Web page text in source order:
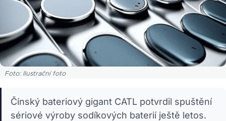
Foto: Ilustrační foto
Čínský bateriový gigant CATL potvrdil spuštění
sériové výroby sodíkových baterií ještě letos.